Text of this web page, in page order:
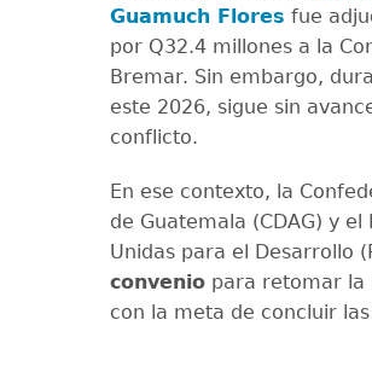
Guamuch Flores fue
por Q32.4 millones a la
Bremar. Sin embargo,
este 2026, sigue sin
conflicto.
En ese contexto, la
de Guatemala (CDAG) y
Unidas para el Desarrollo
convenio para retomar la
con la meta de concluir